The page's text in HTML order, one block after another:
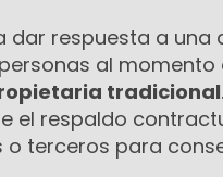
dar respuesta a
al momento
tradicional
el respaldo
o terceros para